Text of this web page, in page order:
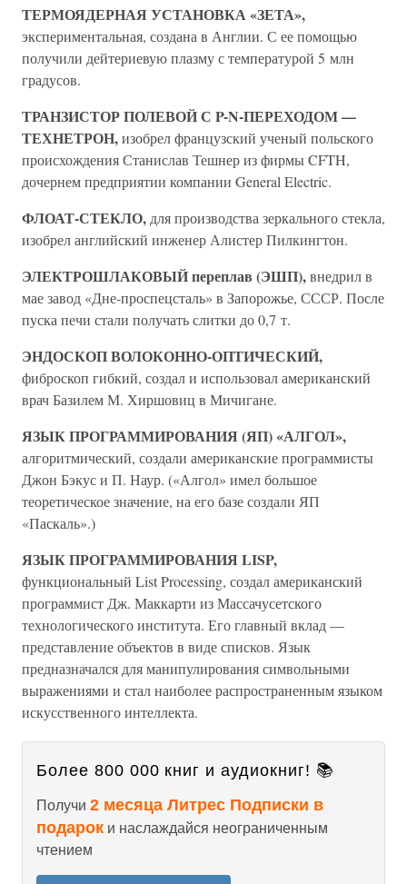
ТЕРМОЯДЕРНАЯ УСТАНОВКА «ЗЕТА»,
экспериментальная, создана в Англии. С ее помощью
получили дейтериевую плазму с температурой 5 млн
градусов.
ТРАНЗИСТОР ПОЛЕВОЙ С P-N-ПЕРЕХОДОМ —
ТЕХНЕТРОН,изобрел французский ученый польского
происхождения Станислав Тешнер из фирмы CFTH,
дочернем предприятии компании General Electric.
ФЛОАТ-СТЕКЛО, для производства зеркального стекла,
изобрел английский инженер Алистер Пилкингтон.
ЭЛЕКТРОШЛАКОВЫЙ переплав (ЭШП),внедрил в
мае завод «Дне-проспецсталь» в Запорожье, СССР. После
пуска печи стали получать слитки до 0,7 т.
ЭНДОСКОП ВОЛОКОННО-ОПТИЧЕСКИЙ,
фиброскоп гибкий, создал и использовал американский
врач Базилем М. Хиршовиц в Мичигане.
ЯЗЫК ПРОГРАММИРОВАНИЯ (ЯП) «АЛГОЛ»,
алгоритмический, создали американские программисты
Джон Бэкус и П. Наур. («Алгол» имел большое
теоретическое значение, на его базе создали ЯП
«Паскаль».)
ЯЗЫК ПРОГРАММИРОВАНИЯ LISP,
функциональный List Processing, создал американский
программист Дж. Маккарти из Массачусетского
технологического института. Его главный вклад —
представление объектов в виде списков. Язык
предназначался для манипулирования символьными
выражениями и стал наиболее распространенным языком
искусственного интеллекта.
Более 800 000 книг и аудиокниг! 📚
Получи 2 месяца Литрес Подписки в
подарок и наслаждайся неограниченным
чтением